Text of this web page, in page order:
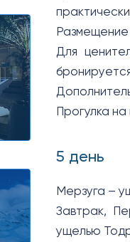
Размещение
Для
Прогулка
5 день
Мерзуга –
Завтрак,
ущелью